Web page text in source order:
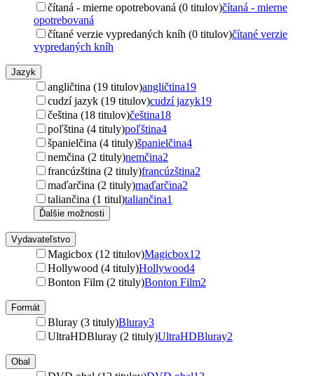
čítaná - mierne opotrebovaná (0 titulov)čítaná - mierne
opotrebovaná
čítané verzie vypredaných kníh (0 titulov)čítané verzie
vypredaných kníh
Jazyk
angličtina (19 titulov)angličtina19
cudzí jazyk (19 titulov)cudzí jazyk19
čeština (18 titulov)čeština18
poľština (4 tituly)poľština4
španielčina (4 tituly)španielčina4
nemčina (2 tituly)nemčina2
francúzština (2 tituly)francúzština2
maďarčina (2 tituly)maďarčina2
taliančina (1 titul)taliančina1
Ďalšie možnosti
Vydavateľstvo
Magicbox (12 titulov)Magicbox12
Hollywood (4 tituly)Hollywood4
Bonton Film (2 tituly)Bonton Film2
Formát
Bluray (3 tituly)Bluray3
UltraHDBluray (2 tituly)UltraHDBluray2
Obal